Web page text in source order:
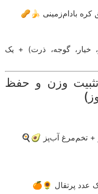
🍌🥜
گوجه، ذرت) + یک
۱۱ تا ۱۵: تثبیت وزن و حفظ
آب‌پز 🥑🍳
پرتقال 🌻🍊